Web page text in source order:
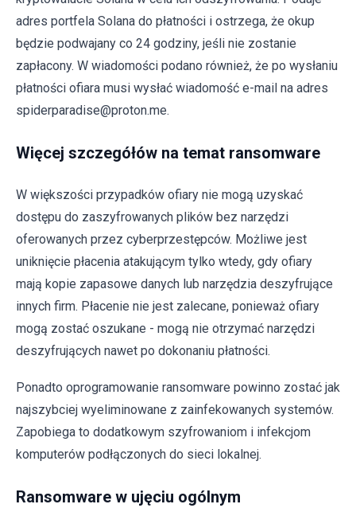
adres portfela Solana do płatności i ostrzega, że okup
będzie podwajany co 24 godziny, jeśli nie zostanie
zapłacony. W wiadomości podano również, że po wysłaniu
płatności ofiara musi wysłać wiadomość e-mail na adres
spiderparadise@proton.me.
Więcej szczegółów na temat ransomware
W większości przypadków ofiary nie mogą uzyskać
dostępu do zaszyfrowanych plików bez narzędzi
oferowanych przez cyberprzestępców. Możliwe jest
uniknięcie płacenia atakującym tylko wtedy, gdy ofiary
mają kopie zapasowe danych lub narzędzia deszyfrujące
innych firm. Płacenie nie jest zalecane, ponieważ ofiary
mogą zostać oszukane - mogą nie otrzymać narzędzi
deszyfrujących nawet po dokonaniu płatności.
Ponadto oprogramowanie ransomware powinno zostać jak
najszybciej wyeliminowane z zainfekowanych systemów.
Zapobiega to dodatkowym szyfrowaniom i infekcjom
komputerów podłączonych do sieci lokalnej.
Ransomware w ujęciu ogólnym